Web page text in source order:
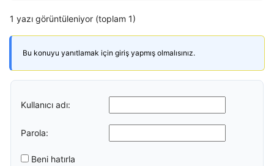
1 yazı görüntüleniyor (toplam 1)
Bu konuyu yanıtlamak için giriş yapmış olmalısınız.
Kullanıcı adı:
Parola:
Beni hatırla